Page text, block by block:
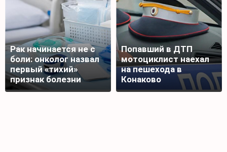
Рак начинается не с
боли: онколог назвал
первый «тихий»
признак болезни
Попавший в ДТП
мотоциклист наехал
на пешехода в
Конаково